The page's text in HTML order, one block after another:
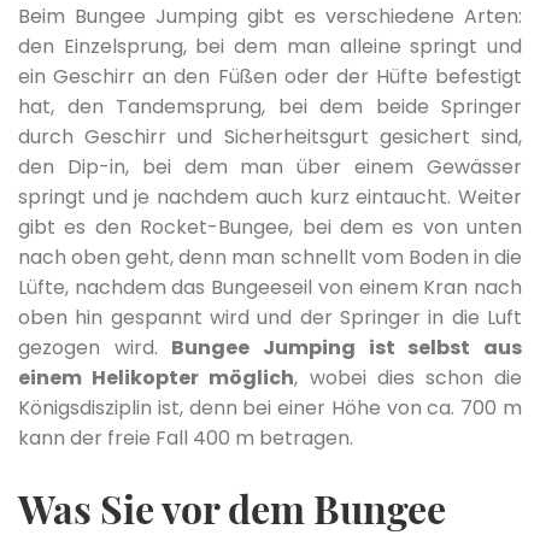
Beim Bungee Jumping gibt es verschiedene Arten:
den Einzelsprung, bei dem man alleine springt und
ein Geschirr an den Füßen oder der Hüfte befestigt
hat, den Tandemsprung, bei dem beide Springer
durch Geschirr und Sicherheitsgurt gesichert sind,
den Dip-in, bei dem man über einem Gewässer
springt und je nachdem auch kurz eintaucht. Weiter
gibt es den Rocket-Bungee, bei dem es von unten
nach oben geht, denn man schnellt vom Boden in die
Lüfte, nachdem das Bungeeseil von einem Kran nach
oben hin gespannt wird und der Springer in die Luft
gezogen wird. Bungee Jumping ist selbst aus
einem Helikopter möglich, wobei dies schon die
Königsdisziplin ist, denn bei einer Höhe von ca. 700 m
kann der freie Fall 400 m betragen.
Was Sie vor dem Bungee